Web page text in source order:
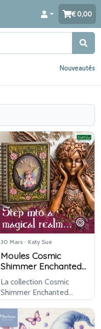
0,00
Nouveautés
30 Mars · Katy Sue
Moules Cosmic
Shimmer Enchanted
Craft et tampons
Andy Skinner de
Katy Sue Designs
La collection Cosmic
Shimmer Enchanted
Craft de Katy Sue
Designs propose une
série de moules en